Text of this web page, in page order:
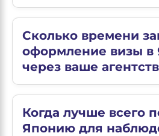
Сколько времени
оформление визы
через ваше
Когда лучше всего
Японию для